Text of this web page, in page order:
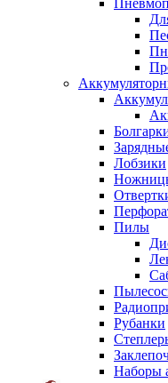
Лобзики
Пилы
Рубанки
Наборы